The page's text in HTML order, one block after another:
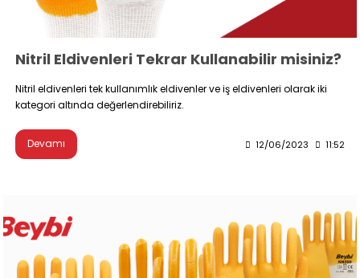
Nitril Eldivenleri Tekrar Kullanabilir misiniz?
Nitril eldivenleri tek kullanımlık eldivenler ve iş eldivenleri olarak iki
kategori altında değerlendirebiliriz.
Devamı 12/06/2023 11:52